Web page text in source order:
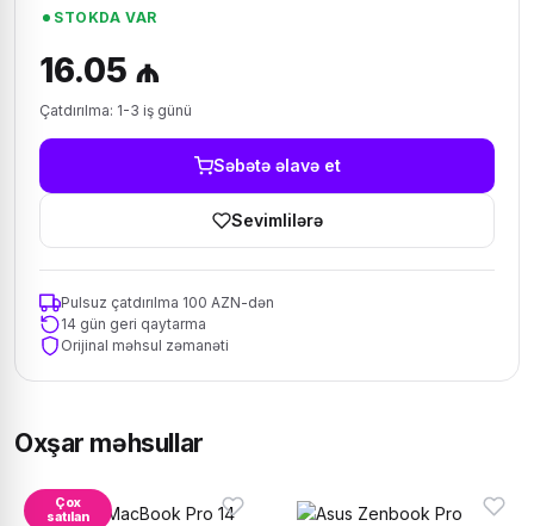
STOKDA VAR
16.05 ₼
Çatdırılma: 1-3 iş günü
Səbətə əlavə et
Sevimlilərə
Pulsuz çatdırılma 100 AZN-dən
14 gün geri qaytarma
Orijinal məhsul zəmanəti
Oxşar məhsullar
Çox
satılan